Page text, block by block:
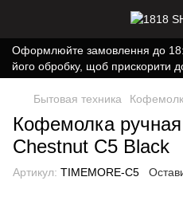
Оформлюйте замовлення до
його обробку, щоб прискорити
Бытовая техника
Кофемолка
Chestnut C5 Black
Артикул: TIMEMORE-C5